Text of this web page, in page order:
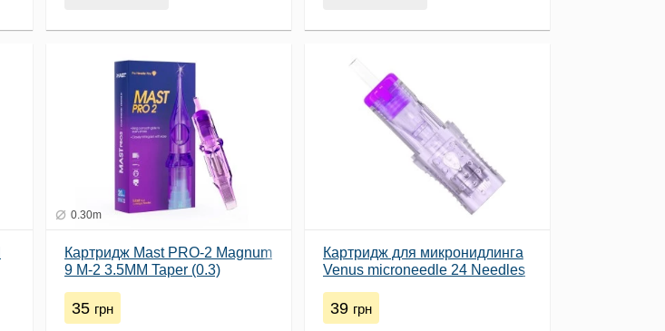
0.30m
Картридж Mast PRO-2 Magnum
9 M-2 3.5MM Taper (0.3)
35 грн
Картридж для микронидлинга
Venus microneedle 24 Needles
39 грн